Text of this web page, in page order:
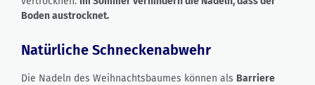
Boden austrocknet.
Natürliche Schneckenabwehr
Die Nadeln des Weihnachtsbaumes können als Barriere